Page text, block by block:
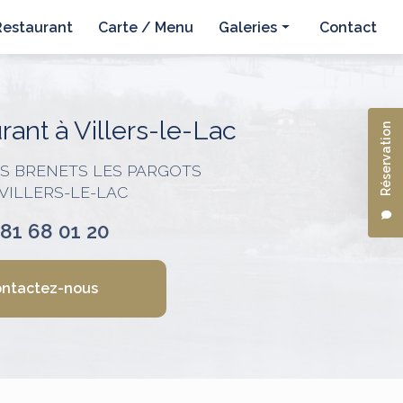
Réservation
Carte / Menu Galeries Contact
à Villers-le-Lac
BRENETS LES PARGOTS
LE-LAC
68 01 20
nous